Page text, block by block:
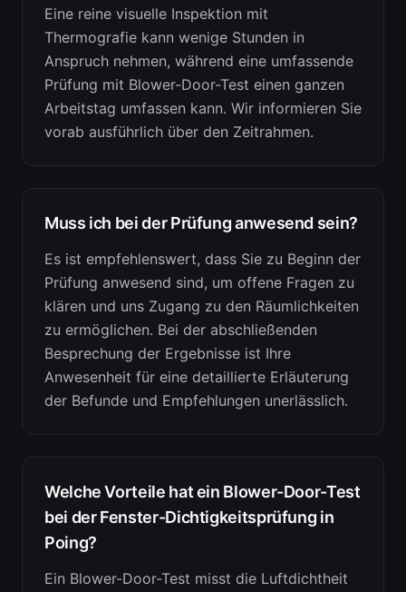
Eine reine visuelle Inspektion mit
Thermografie kann wenige Stunden in
Anspruch nehmen, während eine umfassende
Prüfung mit Blower-Door-Test einen ganzen
Arbeitstag umfassen kann. Wir informieren Sie
vorab ausführlich über den Zeitrahmen.
Muss ich bei der Prüfung anwesend sein?
Es ist empfehlenswert, dass Sie zu Beginn der
Prüfung anwesend sind, um offene Fragen zu
klären und uns Zugang zu den Räumlichkeiten
zu ermöglichen. Bei der abschließenden
Besprechung der Ergebnisse ist Ihre
Anwesenheit für eine detaillierte Erläuterung
der Befunde und Empfehlungen unerlässlich.
Welche Vorteile hat ein Blower-Door-Test
bei der Fenster-Dichtigkeitsprüfung in
Poing?
Ein Blower-Door-Test misst die Luftdichtheit